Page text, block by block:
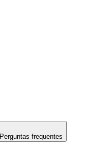
Perguntas frequentes